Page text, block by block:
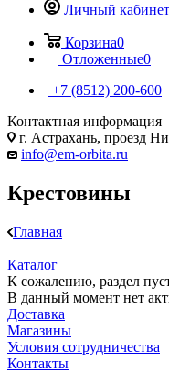
Личный кабинет
Корзина0
Отложенные0
+7 (8512) 200-600
Контактная информация
г. Астрахань, проезд
info@em-orbita.ru
Крестовины
Главная
—
Каталог
К сожалению, раздел
В данный момент нет
Доставка
Магазины
Условия сотрудничества
Контакты